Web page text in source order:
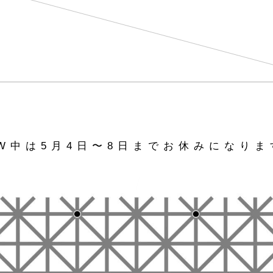
中は5月4日〜8日までお休みになりま